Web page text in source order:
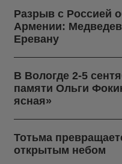
Разрыв с Россией
Армении:
Еревану
В Вологде 2-5
памяти Ольги
ясная»
Тотьма
открытым небом